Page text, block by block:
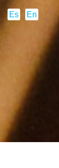
Es En